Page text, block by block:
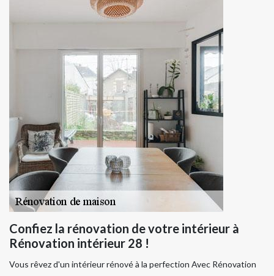
Confiez la rénovation de votre intérieur à
Rénovation intérieur 28 !
Vous rêvez d'un intérieur rénové à la perfection Avec Rénovation